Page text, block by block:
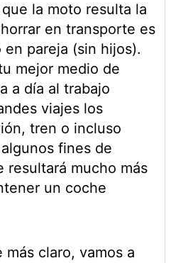
la moto resulta la
en transporte es
pareja (sin hijos).
mejor medio de
a día al trabajo
viajes los
tren o incluso
fines de
resultará mucho más
un coche
más claro, vamos a